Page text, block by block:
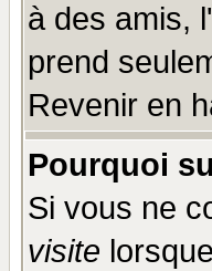
à des amis,
prend
Revenir en
Pourquoi
Si vous ne
visite